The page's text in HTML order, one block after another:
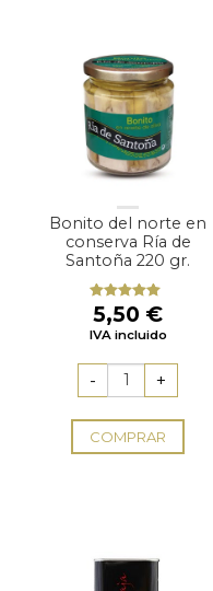
Bonito del norte en
conserva Ría de
Santoña 220 gr.
Valorado
con5.00
de
5
5,50 €
IVA incluido
COMPRAR